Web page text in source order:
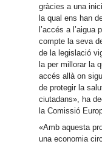
gràcies a una
la qual ens han
l’accés a l’aigua
compte la seva
de la legislació
la per millorar la
accés allà on
de protegir la
ciutadans», ha
la Comissió
«Amb aquesta
una economia